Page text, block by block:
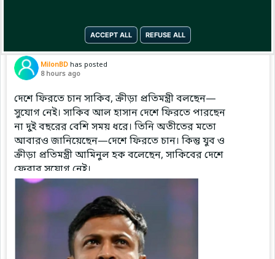
ACCEPT ALL REFUSE ALL
Pinned byMilonBD
MilonBD has posted
8 hours ago
দেশে ফিরতে চান সাকিব, ক্রীড়া প্রতিমন্ত্রী বলছেন—
সুযোগ নেই। সাকিব আল হাসান দেশে ফিরতে পারছেন
না দুই বছরের বেশি সময় ধরে। তিনি অতীতের মতো
আবারও জানিয়েছেন—দেশে ফিরতে চান। কিন্তু যুব ও
ক্রীড়া প্রতিমন্ত্রী আমিনুল হক বলেছেন, সাকিবের দেশে
ফেরার সুযোগ নেই।